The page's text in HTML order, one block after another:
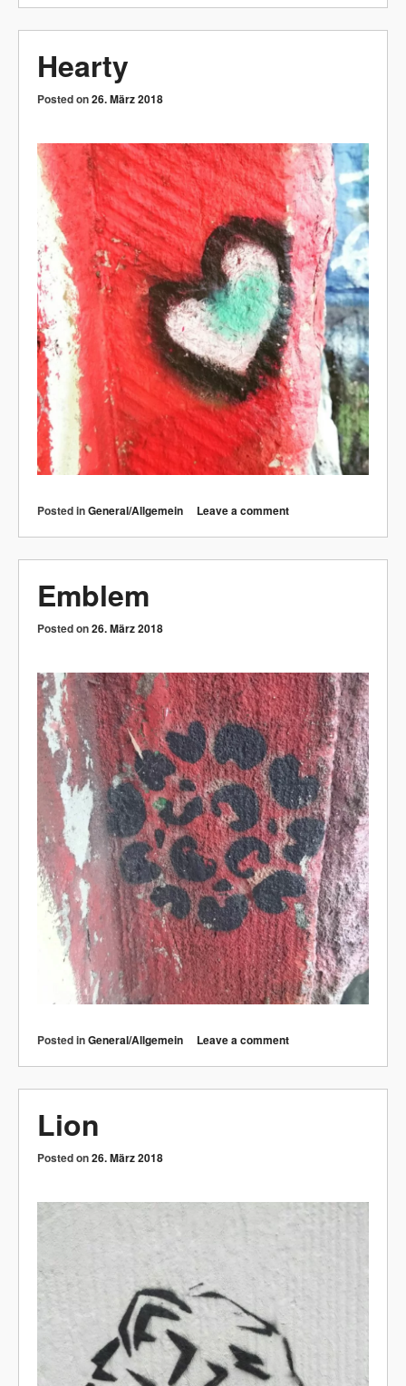
Hearty
Posted on26. März 2018
Posted inGeneral/Allgemein Leave a comment
Emblem
Posted on26. März 2018
Posted inGeneral/Allgemein Leave a comment
Lion
Posted on26. März 2018